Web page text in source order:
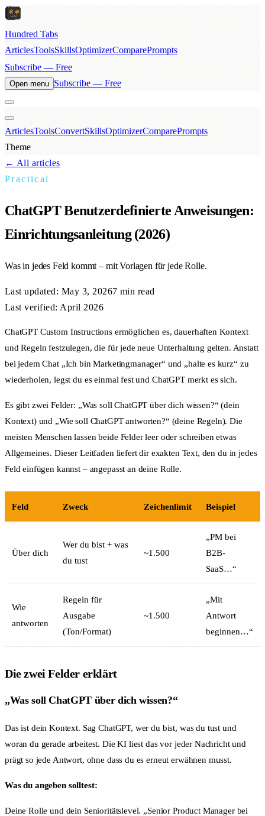
Hundred Tabs
ArticlesToolsSkillsOptimizerComparePrompts
Subscribe — Free
Open menu Subscribe — Free
ArticlesToolsConvertSkillsOptimizerComparePrompts
Theme
← All articles
Practical
ChatGPT Benutzerdefinierte Anweisungen:
Einrichtungsanleitung (2026)
Was in jedes Feld kommt – mit Vorlagen für jede Rolle.
Last updated: May 3, 20267 min read
Last verified: April 2026
ChatGPT Custom Instructions ermöglichen es, dauerhaften Kontext
und Regeln festzulegen, die für jede neue Unterhaltung gelten. Anstatt
bei jedem Chat „Ich bin Marketingmanager“ und „halte es kurz“ zu
wiederholen, legst du es einmal fest und ChatGPT merkt es sich.
Es gibt zwei Felder: „Was soll ChatGPT über dich wissen?“ (dein
Kontext) und „Wie soll ChatGPT antworten?“ (deine Regeln). Die
meisten Menschen lassen beide Felder leer oder schreiben etwas
Allgemeines. Dieser Leitfaden liefert dir exakten Text, den du in jedes
Feld einfügen kannst – angepasst an deine Rolle.
Feld Zweck Zeichenlimit Beispiel
Über dich
Wer du bist + was
du tust
~1.500
„PM bei
B2B-
SaaS…“
Wie
antworten
Regeln für
Ausgabe
(Ton/Format)
~1.500
„Mit
Antwort
beginnen…“
Die zwei Felder erklärt
„Was soll ChatGPT über dich wissen?“
Das ist dein Kontext. Sag ChatGPT, wer du bist, was du tust und
woran du gerade arbeitest. Die KI liest das vor jeder Nachricht und
prägt so jede Antwort, ohne dass du es erneut erwähnen musst.
Was du angeben solltest:
Deine Rolle und dein Senioritätslevel. „Senior Product Manager bei